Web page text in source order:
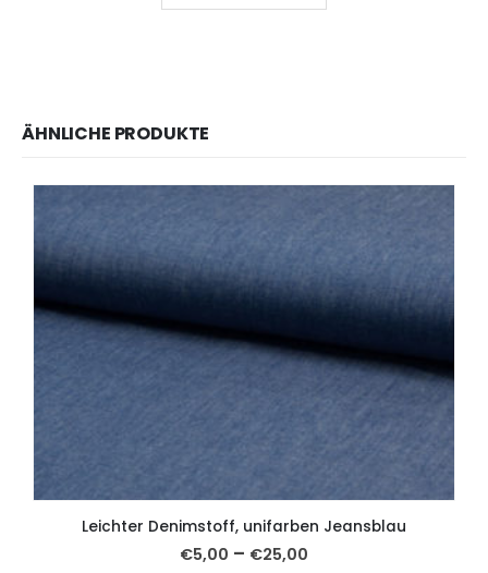
ÄHNLICHE PRODUKTE
Leichter Denimstoff, unifarben Jeansblau
€5,00 – €25,00